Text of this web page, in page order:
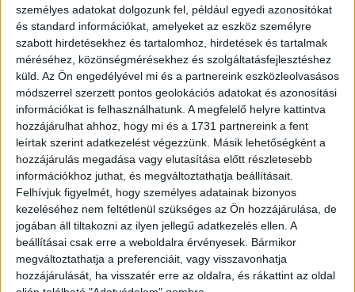
személyes adatokat dolgozunk fel, például egyedi azonosítókat
és standard információkat, amelyeket az eszköz személyre
szabott hirdetésekhez és tartalomhoz, hirdetések és tartalmak
méréséhez, közönségmérésekhez és szolgáltatásfejlesztéshez
küld. Az Ön engedélyével mi és a partnereink eszközleolvasásos
módszerrel szerzett pontos geolokációs adatokat és azonosítási
információkat is felhasználhatunk. A megfelelő helyre kattintva
hozzájárulhat ahhoz, hogy mi és a 1731 partnereink a fent
leírtak szerint adatkezelést végezzünk. Másik lehetőségként a
hozzájárulás megadása vagy elutasítása előtt részletesebb
információkhoz juthat, és megváltoztathatja beállításait.
Felhívjuk figyelmét, hogy személyes adatainak bizonyos
kezeléséhez nem feltétlenül szükséges az Ön hozzájárulása, de
jogában áll tiltakozni az ilyen jellegű adatkezelés ellen. A
beállításai csak erre a weboldalra érvényesek. Bármikor
megváltoztathatja a preferenciáit, vagy visszavonhatja
hozzájárulását, ha visszatér erre az oldalra, és rákattint az oldal
A digitális piac nagyágyúi trendekről és
feladatokról – 2. rész
Média 2024. december 12.
Izgalmas változásokat hozott az elmúlt egy év a hazai
digitális piacon. A jelen és a jövő trendjeiről, a
legfontosabb feladatokról kérdeztük a digitális piac...